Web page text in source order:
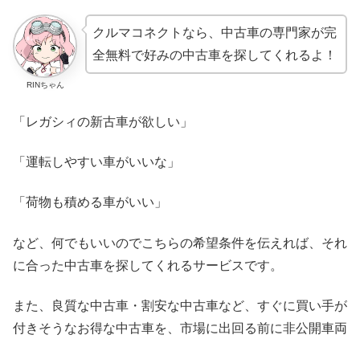
RINちゃん
クルマコネクトなら、中古車の専門家が完
全無料で好みの中古車を探してくれるよ！
「レガシィの新古車が欲しい」
「運転しやすい車がいいな」
「荷物も積める車がいい」
など、何でもいいのでこちらの希望条件を伝えれば、それ
に合った中古車を探してくれるサービスです。
また、良質な中古車・割安な中古車など、すぐに買い手が
付きそうなお得な中古車を、市場に出回る前に非公開車両